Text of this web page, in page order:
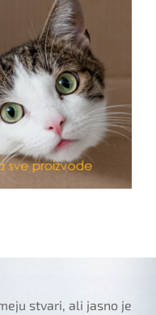
stvari, ali jasno je